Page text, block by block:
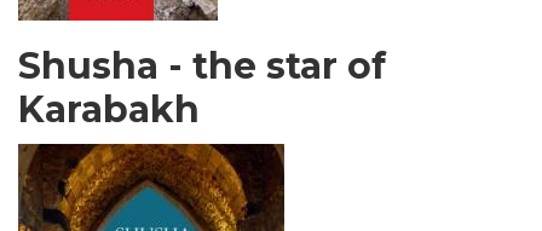
Shusha - the star of
Karabakh